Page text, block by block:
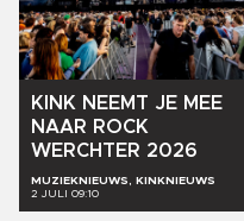
KINK NEEMT JE MEE
NAAR ROCK
WERCHTER 2026
MUZIEKNIEUWS, KINKNIEUWS
2 JULI 09:10